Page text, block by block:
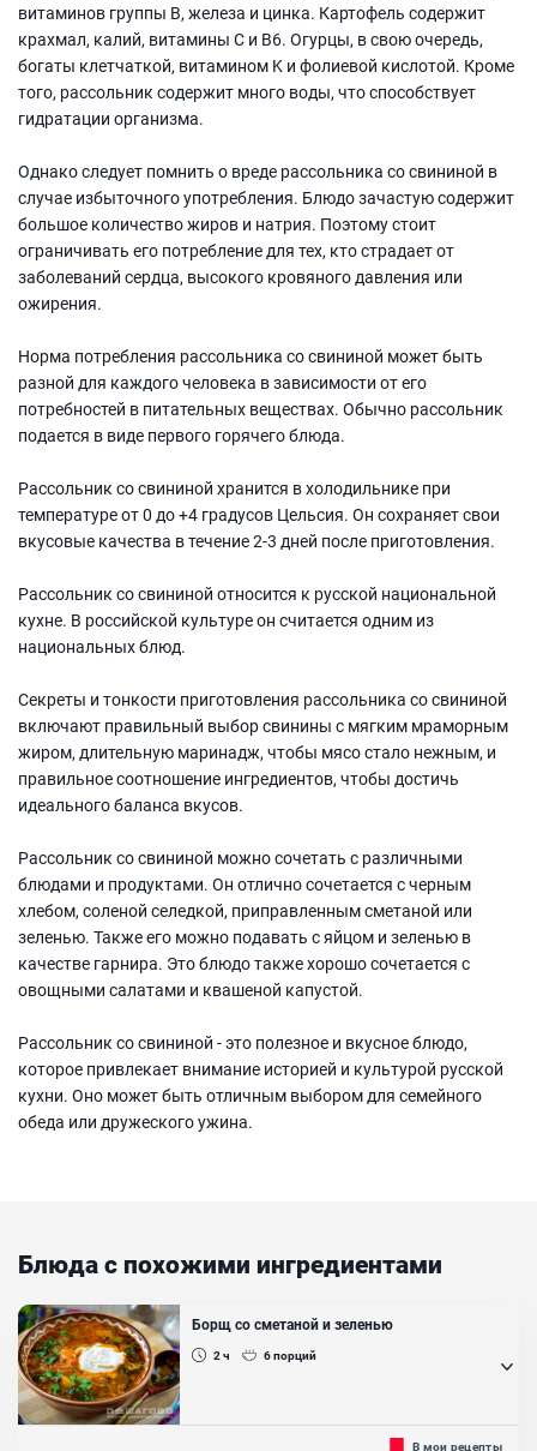
витаминов группы B, железа и цинка. Картофель содержит
крахмал, калий, витамины C и B6. Огурцы, в свою очередь,
богаты клетчаткой, витамином K и фолиевой кислотой. Кроме
того, рассольник содержит много воды, что способствует
гидратации организма.
Однако следует помнить о вреде рассольника со свининой в
случае избыточного употребления. Блюдо зачастую содержит
большое количество жиров и натрия. Поэтому стоит
ограничивать его потребление для тех, кто страдает от
заболеваний сердца, высокого кровяного давления или
ожирения.
Норма потребления рассольника со свининой может быть
разной для каждого человека в зависимости от его
потребностей в питательных веществах. Обычно рассольник
подается в виде первого горячего блюда.
Рассольник со свининой хранится в холодильнике при
температуре от 0 до +4 градусов Цельсия. Он сохраняет свои
вкусовые качества в течение 2-3 дней после приготовления.
Рассольник со свининой относится к русской национальной
кухне. В российской культуре он считается одним из
национальных блюд.
Секреты и тонкости приготовления рассольника со свининой
включают правильный выбор свинины с мягким мраморным
жиром, длительную маринадж, чтобы мясо стало нежным, и
правильное соотношение ингредиентов, чтобы достичь
идеального баланса вкусов.
Рассольник со свининой можно сочетать с различными
блюдами и продуктами. Он отлично сочетается с черным
хлебом, соленой селедкой, приправленным сметаной или
зеленью. Также его можно подавать с яйцом и зеленью в
качестве гарнира. Это блюдо также хорошо сочетается с
овощными салатами и квашеной капустой.
Рассольник со свининой - это полезное и вкусное блюдо,
которое привлекает внимание историей и культурой русской
кухни. Оно может быть отличным выбором для семейного
обеда или дружеского ужина.
Блюда с похожими ингредиентами
Борщ со сметаной и зеленью
2 ч 6порций
Подается со сметаной и свежей зеленью, что придает блюдуВ мои рецепты